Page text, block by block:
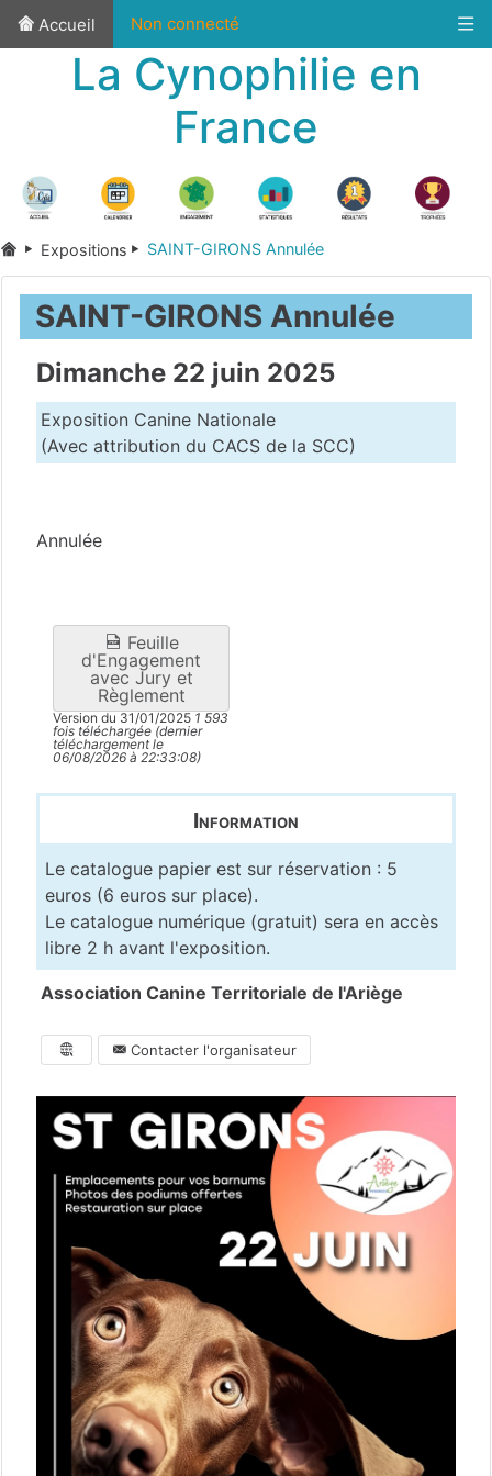
Accueil Non connecté
La Cynophilie en
France
Expositions SAINT-GIRONS Annulée
SAINT-GIRONS Annulée
Dimanche 22 juin 2025
Exposition Canine Nationale
(Avec attribution du CACS de la SCC)
Annulée
Feuille
d'Engagement
avec Jury et
Règlement
Version du 31/01/2025 1 593
fois téléchargée (dernier
téléchargement le
06/08/2026 à 22:33:08)
Information
Le catalogue papier est sur réservation : 5
euros (6 euros sur place).
Le catalogue numérique (gratuit) sera en accès
libre 2 h avant l'exposition.
Association Canine Territoriale de l'Ariège
Contacter l'organisateur